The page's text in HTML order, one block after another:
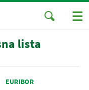
lista
EURIBOR